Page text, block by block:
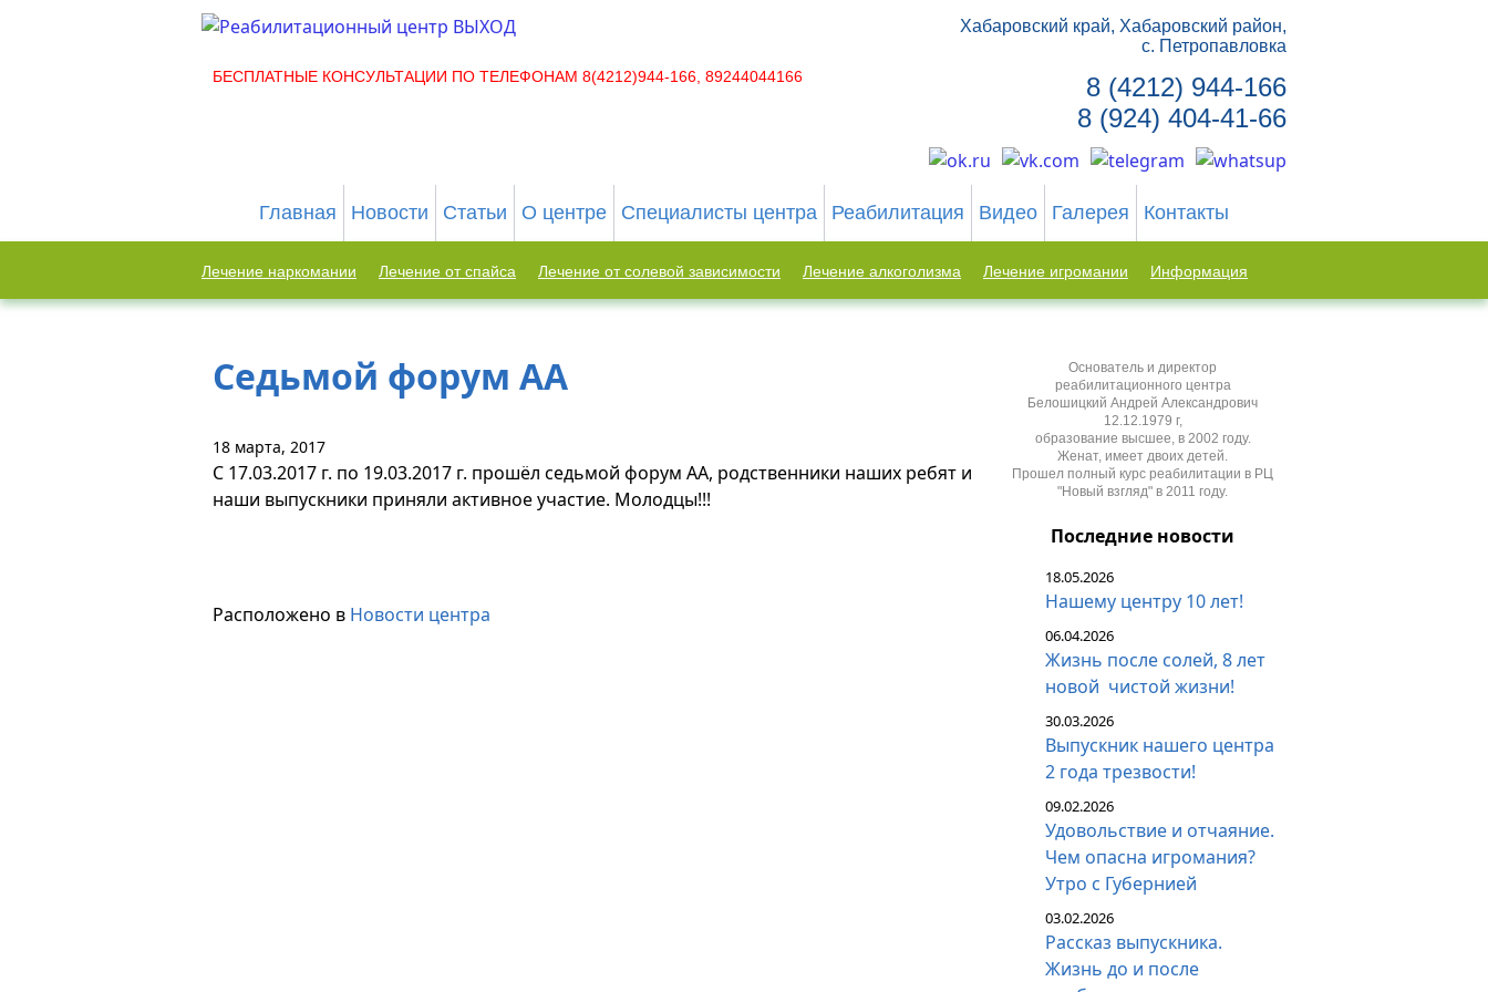
БЕСПЛАТНЫЕ КОНСУЛЬТАЦИИ ПО ТЕЛЕФОНАМ 8(4212)944-166, 89244044166
Хабаровский край, Хабаровский район,
с. Петропавловка
8 (4212) 944-166
8 (924) 404-41-66
Главная Новости Статьи О центре Специалисты центра Реабилитация Видео Галерея Контакты
Лечение наркомании Лечение от спайса Лечение от солевой зависимости Лечение алкоголизма Лечение игромании Информация
Седьмой форум АА
18 марта, 2017
С 17.03.2017 г. по 19.03.2017 г. прошёл седьмой форум АА, родственники наших ребят и
наши выпускники приняли активное участие. Молодцы!!!
Расположено в Новости центра
Основатель и директор
реабилитационного центра
Белошицкий Андрей Александрович
12.12.1979 г,
образование высшее, в 2002 году.
Женат, имеет двоих детей.
Прошел полный курс реабилитации в РЦ
"Новый взгляд" в 2011 году.
Последние новости
Нашему центру 10 лет!
18.05.2026
Жизнь после солей, 8 лет
новой чистой жизни!
06.04.2026
Выпускник нашего центра
2 года трезвости!
30.03.2026
Удовольствие и отчаяние.
Чем опасна игромания?
Утро с Губернией
09.02.2026
Рассказ выпускника.
Жизнь до и после
03.02.2026